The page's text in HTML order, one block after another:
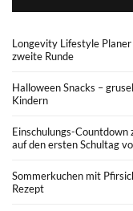
Longevity Lifestyle
zweite Runde
Halloween Snacks –
Kindern
Einschulungs-
auf den ersten Schultag
Sommerkuchen mit
Rezept